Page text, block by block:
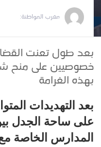
مغرب المواطنة:
بعد طول تعنت
خصوصيين على منح
بهذه الغرامة
بعد التهديدات
على ساحة الجدل بين
المدارس الخاصة